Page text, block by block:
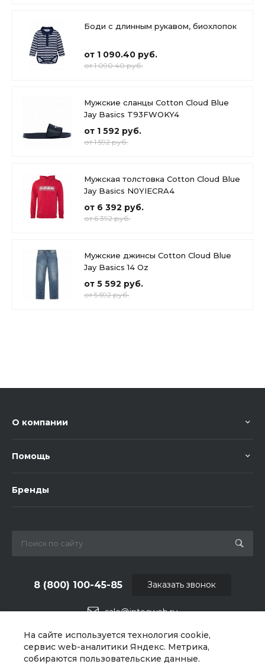
На сайте используется технология cookie,
сервис web-аналитики Яндекс. Метрика,
собираются пользовательские данные.
Боди с длинным рукавом, биохлопок
от 1 090.40 руб.
от 1 090.40 руб.
Мужские сланцы Cotton Cloud Blue
Jay Basics T93FWOKY4
от 1 592 руб.
от 1 592 руб.
Мужская толстовка Cotton Cloud Blue
Jay Basics N0YIECRA4
от 6 392 руб.
от 6 392 руб.
Мужские джинсы Cotton Cloud Blue
Jay Basics 14 Oz
от 5 592 руб.
от 5 592 руб.
О компании
Помощь
Бренды
sale@intecweb.ru
8 (800) 100-45-85
г. Москва, ул. Люсиновская, д. 39
Заказать звонок